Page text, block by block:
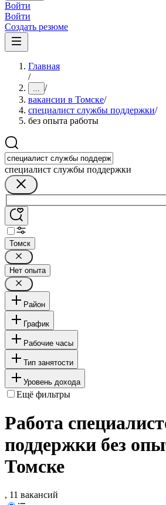
Войти
Войти
Создать резюме
Главная
/
... /
вакансии в Томске/
специалист службы поддержки/
без опыта работы
специалист службы поддержки
Томск
Нет опыта
Район
График
Рабочие часы
Тип занятости
Уровень дохода
Ещё фильтры
Работа
поддержки без
Томске
, 11 вакансий